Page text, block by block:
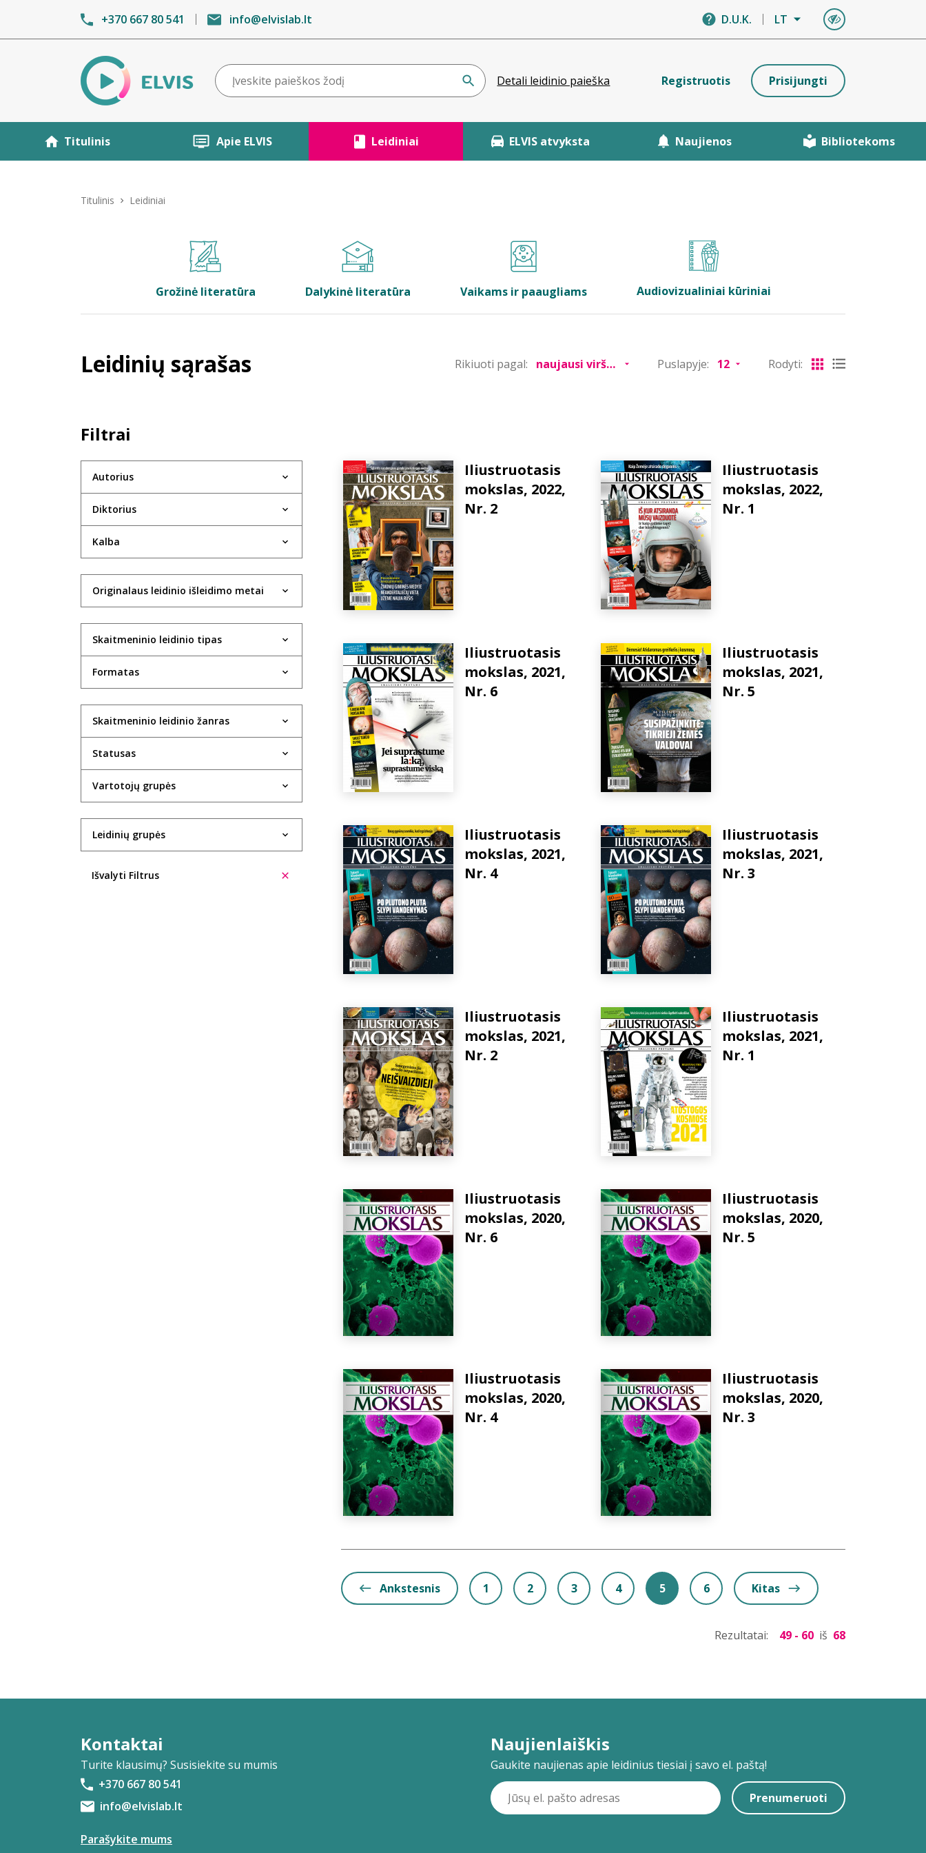
+370 667 80 541 info@elvislab.lt D.U.K. LT
Detali leidinio paieška Registruotis Prisijungti
Titulinis Apie ELVIS Leidiniai ELVIS atvyksta Naujienos Bibliotekoms
Titulinis Leidiniai
Grožinė literatūra Dalykinė literatūra Vaikams ir paaugliams Audiovizualiniai kūriniai
Leidinių sąrašas Rikiuoti pagal: Puslapyje: Rodyti:
Filtrai
Autorius
Diktorius
Kalba
Originalaus leidinio išleidimo metai
Skaitmeninio leidinio tipas
Formatas
Skaitmeninio leidinio žanras
Statusas
Vartotojų grupės
Leidinių grupės
Išvalyti Filtrus
Iliustruotasis
mokslas, 2022,
Nr. 2
Iliustruotasis
mokslas, 2022,
Nr. 1
Iliustruotasis
mokslas, 2021,
Nr. 6
Iliustruotasis
mokslas, 2021,
Nr. 5
Iliustruotasis
mokslas, 2021,
Nr. 4
Iliustruotasis
mokslas, 2021,
Nr. 3
Iliustruotasis
mokslas, 2021,
Nr. 2
Iliustruotasis
mokslas, 2021,
Nr. 1
Iliustruotasis
mokslas, 2020,
Nr. 6
Iliustruotasis
mokslas, 2020,
Nr. 5
Iliustruotasis
mokslas, 2020,
Nr. 4
Iliustruotasis
mokslas, 2020,
Nr. 3
Ankstesnis 1 2 3 4 5 6 Kitas
Rezultatai: 49 - 60 iš 68
Kontaktai
Turite klausimų? Susisiekite su mumis
+370 667 80 541
info@elvislab.lt
Parašykite mums
Naujienlaiškis
Gaukite naujienas apie leidinius tiesiai į savo el. paštą!
Prenumeruoti